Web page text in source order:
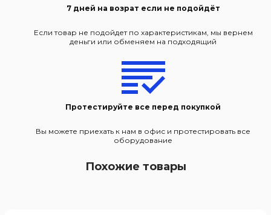
7 дней на возрат если не подойдёт
Если товар не подойдет по характеристикам, мы вернем
деньги или обменяем на подходящий
Протестируйте все перед покупкой
Вы можете приехать к нам в офис и протестировать все
оборудование
Похожие товары